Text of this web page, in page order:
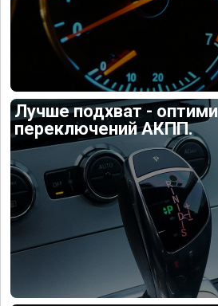
Лучше подхват -
переключений АКПП.